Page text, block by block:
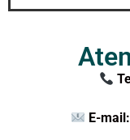
E-mail: